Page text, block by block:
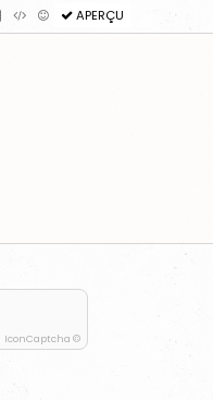
APERÇU
IconCaptcha ©